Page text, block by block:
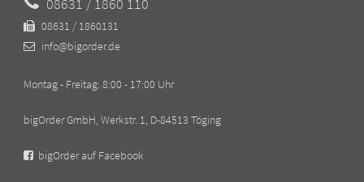
08631 / 1860131
info@bigorder.de
Montag - Freitag: 8:00 - 17:00 Uhr
bigOrder GmbH, Werkstr. 1, D-84513 Töging
bigOrder auf Facebook